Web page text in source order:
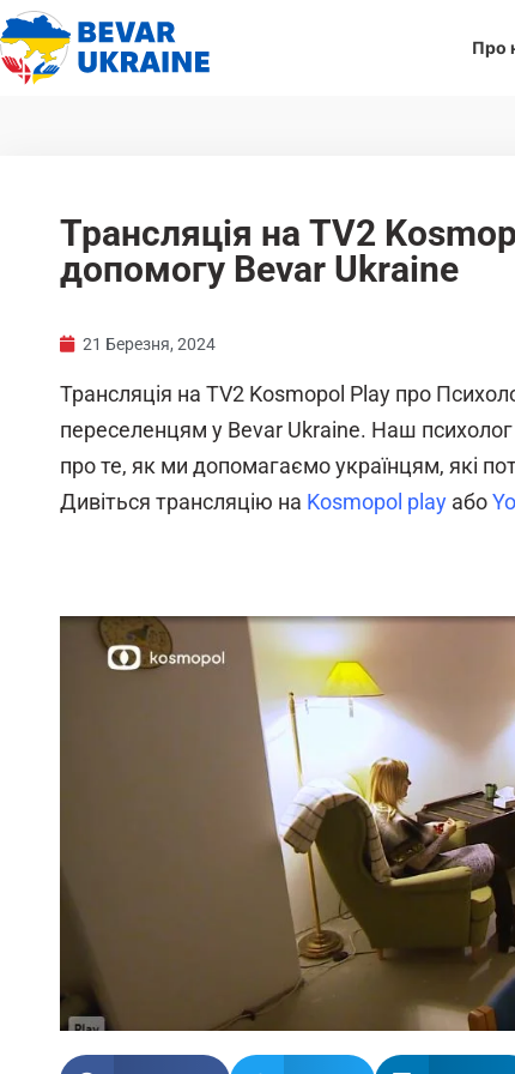
Про
Трансляція на TV2
допомогу Bevar Ukraine
21 Березня, 2024
Трансляція на TV2 Kosmopol Play про
переселенцям у Bevar Ukraine. Наш психолог
про те, як ми допомагаємо українцям, які
Дивіться трансляцію на Kosmopol play або